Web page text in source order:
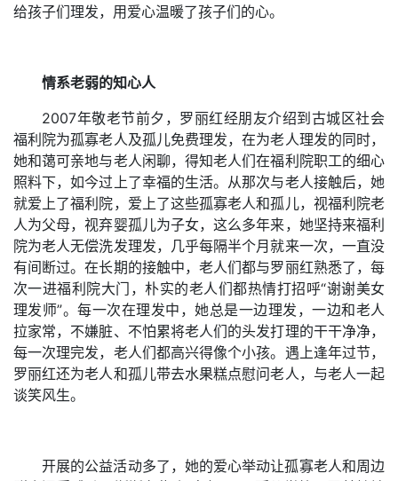
给孩子们理发，用爱心温暖了孩子们的心。
情系老弱的知心人
2007年敬老节前夕，罗丽红经朋友介绍到古城区社会
福利院为孤寡老人及孤儿免费理发，在为老人理发的同时，
她和蔼可亲地与老人闲聊，得知老人们在福利院职工的细心
照料下，如今过上了幸福的生活。从那次与老人接触后，她
就爱上了福利院，爱上了这些孤寡老人和孤儿，视福利院老
人为父母，视弃婴孤儿为子女，这么多年来，她坚持来福利
院为老人无偿洗发理发，几乎每隔半个月就来一次，一直没
有间断过。在长期的接触中，老人们都与罗丽红熟悉了，每
次一进福利院大门，朴实的老人们都热情打招呼“谢谢美女
理发师”。每一次在理发中，她总是一边理发，一边和老人
拉家常，不嫌脏、不怕累将老人们的头发打理的干干净净，
每一次理完发，老人们都高兴得像个小孩。遇上逢年过节，
罗丽红还为老人和孤儿带去水果糕点慰问老人，与老人一起
谈笑风生。
开展的公益活动多了，她的爱心举动让孤寡老人和周边